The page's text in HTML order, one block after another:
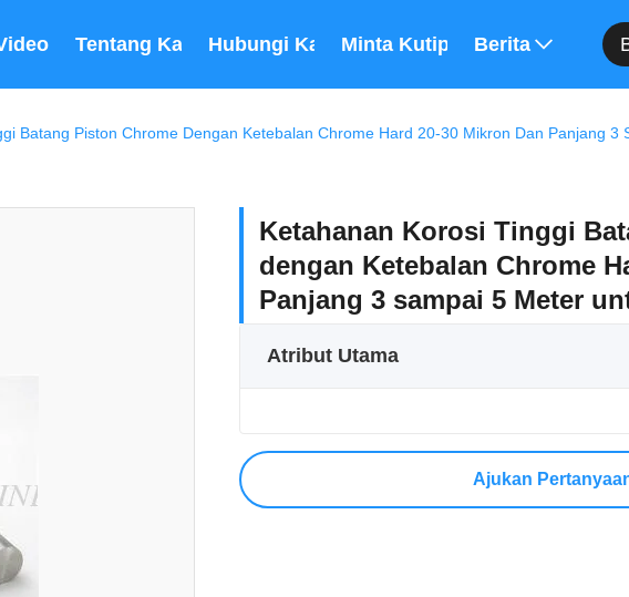
Tentang Kami Hubungi KamiMinta Kutipan Berita
Batang Piston Chrome Dengan Ketebalan Chrome Hard 20-30 Mikron Dan Panjang 3
Ketahanan Korosi Tinggi
dengan Ketebalan Chrome
Panjang 3 sampai 5 Meter
Atribut Utama
Ajukan